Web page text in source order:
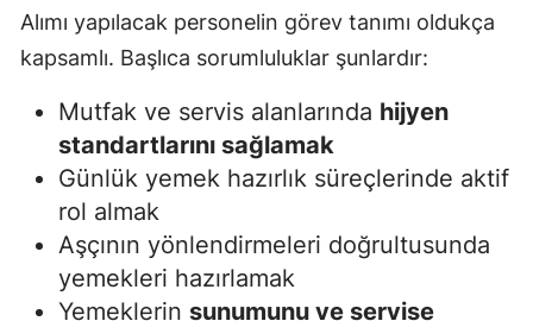
Alımı yapılacak personelin görev tanımı oldukça
kapsamlı. Başlıca sorumluluklar şunlardır:
Mutfak ve servis alanlarında hijyen
standartlarını sağlamak
Günlük yemek hazırlık süreçlerinde aktif
rol almak
Aşçının yönlendirmeleri doğrultusunda
yemekleri hazırlamak
Yemeklerin sunumunu ve servise